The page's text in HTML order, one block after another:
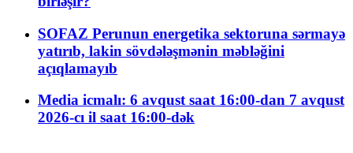
SOFAZ Perunun energetika sektoruna sərmayə
yatırıb, lakin sövdələşmənin məbləğini
açıqlamayıb
Media icmalı: 6 avqust saat 16:00-dan 7 avqust
2026-cı il saat 16:00-dək